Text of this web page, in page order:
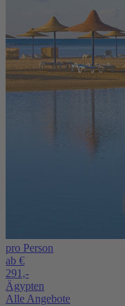
pro Person
ab €
291,-
Ägypten
Alle Angebote